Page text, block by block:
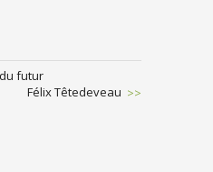
futur
Next
Félix Têtedeveau